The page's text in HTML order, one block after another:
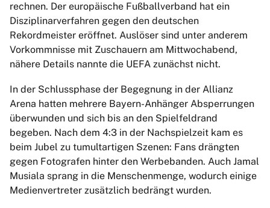
rechnen. Der europäische Fußballverband hat ein
Disziplinarverfahren gegen den deutschen
Rekordmeister eröffnet. Auslöser sind unter anderem
Vorkommnisse mit Zuschauern am Mittwochabend,
nähere Details nannte die UEFA zunächst nicht.
In der Schlussphase der Begegnung in der Allianz
Arena hatten mehrere Bayern-Anhänger Absperrungen
überwunden und sich bis an den Spielfeldrand
begeben. Nach dem 4:3 in der Nachspielzeit kam es
beim Jubel zu tumultartigen Szenen: Fans drängten
gegen Fotografen hinter den Werbebanden. Auch Jamal
Musiala sprang in die Menschenmenge, wodurch einige
Medienvertreter zusätzlich bedrängt wurden.